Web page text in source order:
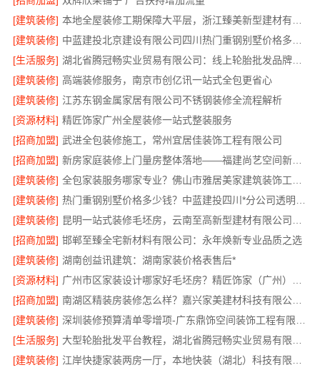
[建筑装修]
[建筑装修]
[生活服务]
湖北省腾冠畅实业贸易有限公司：线上轮胎批发品牌哪里买
[建筑装修] 高端装修服务，南京市创亿讯一站式全包更省心
[建筑装修] 江苏东钢金属家居有限公司不锈钢装修全流程解析
[资源材料] 精匠饰家广州全屋装修一站式整装服务
[招商加盟] 武进全包装修施工，常州宜居佳装饰工程有限公司
[招商加盟]
新房家庭装修上门量房整体落地——福建尚艺空间新材料科技有限公司
[建筑装修]
[建筑装修]
[建筑装修]
[招商加盟] 邯郸至臻全宅新材料有限公司：永年焕新专业品质之选
[建筑装修] 湖南创益讯建筑：湖南家装价格表售后*
[资源材料]
[招商加盟]
南湖区精装房装修怎么样？嘉兴家美建材科技有限公司专业解答
[建筑装修]
[生活服务]
[建筑装修]